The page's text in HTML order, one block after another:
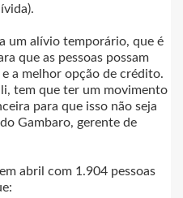
um alívio temporário, que é
que as pessoas possam
a melhor opção de crédito.
tem que ter um movimento
para que isso não seja
Gambaro, gerente de
abril com 1.904 pessoas